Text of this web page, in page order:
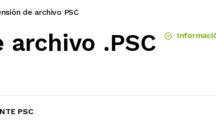
de archivo PSC
archivo .PSC
PSC